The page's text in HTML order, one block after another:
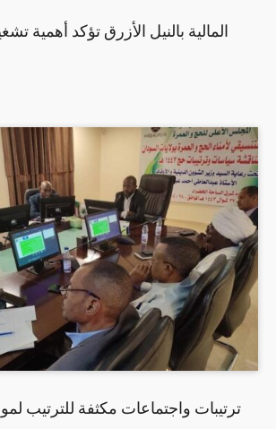
المالية بالنيل الأزرق تؤكد أهمية
ترتيبات واجتماعات مكثفة للترتيب